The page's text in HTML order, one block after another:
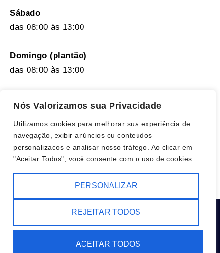
Nós Valorizamos sua Privacidade
Utilizamos cookies para melhorar sua experiência de
navegação, exibir anúncios ou conteúdos
personalizados e analisar nosso tráfego. Ao clicar em
"Aceitar Todos", você consente com o uso de cookies.
PERSONALIZAR
REJEITAR TODOS
ACEITAR TODOS
Sábado
das 08:00 às 13:00
Domingo (plantão)
das 08:00 às 13:00
CONTATOS
São José do Rio Preto, SP
(17) 98824-2993
Desenvolvido por SitenaFita